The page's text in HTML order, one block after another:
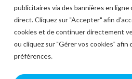
publicitaires via des bannières en ligne
direct. Cliquez sur "Accepter" afin
cookies et de continuer directement
ou cliquez sur "Gérer vos cookies" afin
préférences.